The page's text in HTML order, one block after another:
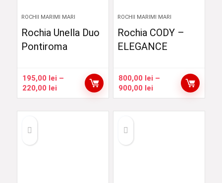
ROCHII MARIMI MARI
Rochia Unella Duo
Pontiroma
195,00 lei –
220,00 leiInterval
de
ROCHII MARIMI MARI
Rochia CODY –
ELEGANCE
800,00 lei –
900,00 leiInterval
de